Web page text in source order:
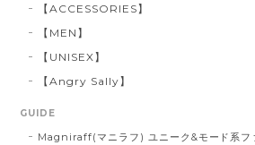
【ACCESSORIES】
【MEN】
【UNISEX】
【Angry Sally】
GUIDE
Magniraff(マニラフ) ユニーク&モード系フ